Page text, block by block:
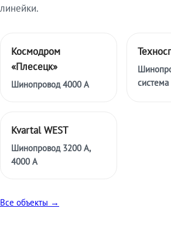
линейки.
Космодром
«Плесецк»
Шинопровод 4000 А
Kvartal WEST
Шинопровод 3200 А,
4000 А
Все объекты →